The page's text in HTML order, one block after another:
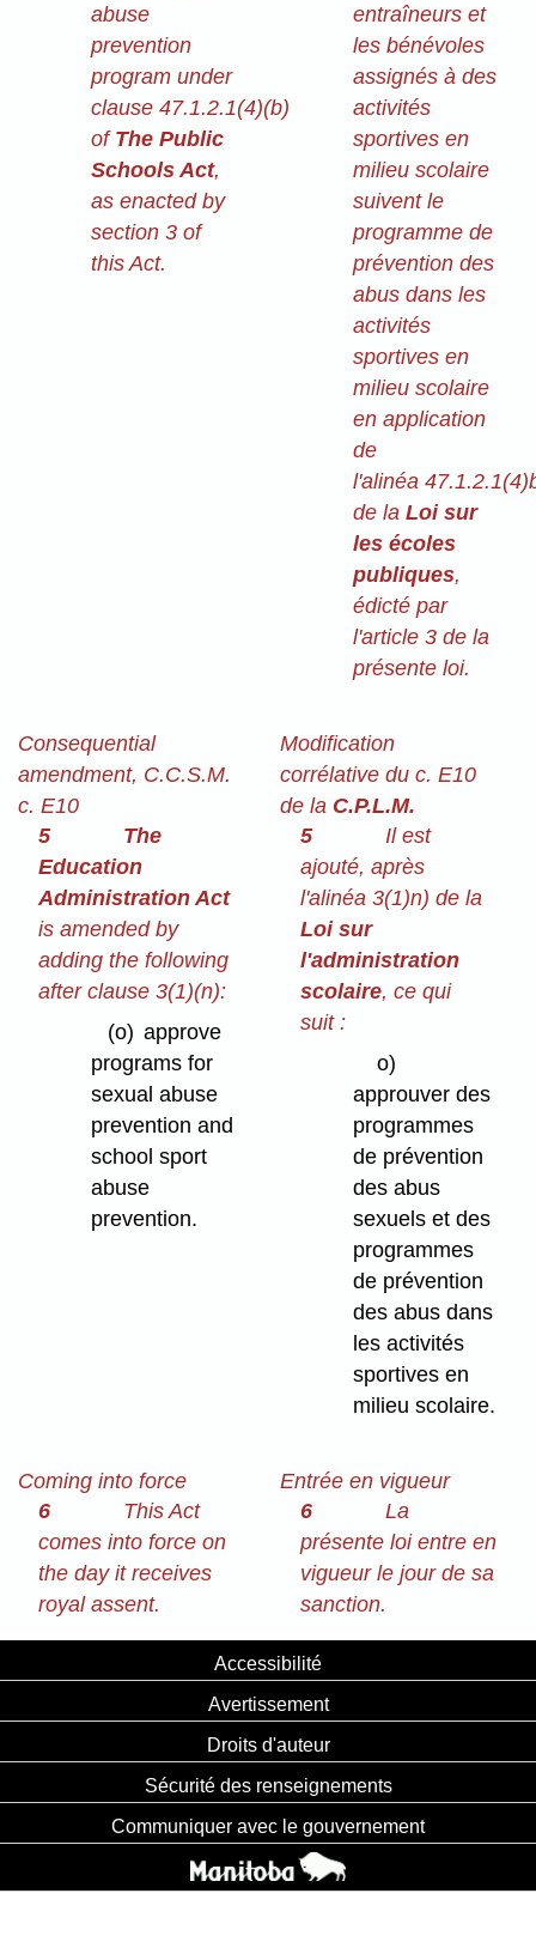
abuse
prevention
program under
clause 47.1.2.1(4)⁠(b)
of The Public
Schools Act,
as enacted by
section 3 of
this Act.
entraîneurs et
les bénévoles
assignés à des
activités
sportives en
milieu scolaire
suivent le
programme de
prévention des
abus dans les
activités
sportives en
milieu scolaire
en application
de
l'alinéa
de laLoi sur
les écoles
publiques,
édicté par
l'article 3 de la
présente loi.
Consequential
amendment, C.C.S.M.
c. E10
5
The
Education
Administration Act
is amended by
adding the following
after clause 3(1)⁠(n):
(o) approve
programs for
sexual abuse
prevention and
school sport
abuse
prevention.
Modification
corrélative du c. E10
de la C.P.L.M.
5
Il est
ajouté, après
l'alinéa 3(1)n) de la
Loi sur
l'administration
scolaire, ce qui
suit :
o)
approuver des
programmes
de prévention
des abus
sexuels et des
programmes
de prévention
des abus dans
les activités
sportives en
milieu scolaire.
Coming into force
6
This Act
comes into force on
the day it receives
royal assent.
Entrée en vigueur
6
La
présente loi entre en
vigueur le jour de sa
sanction.
Accessibilité
Avertissement
Droits d'auteur
Sécurité des renseignements
Communiquer avec le gouvernement